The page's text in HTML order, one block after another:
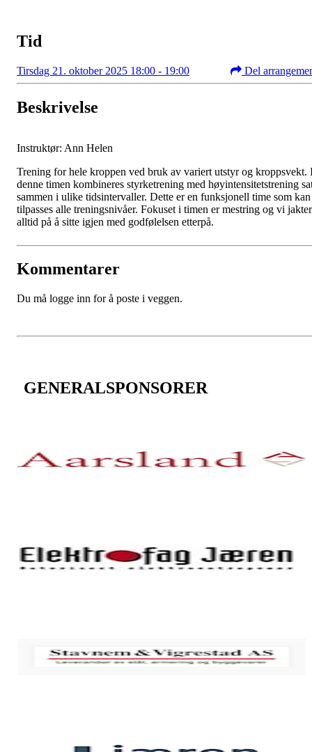
Tid
Tirsdag 21. oktober 2025 18:00 - 19:00 Del
Beskrivelse
Instruktør: Ann Helen
Trening for hele kroppen ved bruk av variert utstyr og kroppsvekt.
denne timen kombineres styrketrening med høyintensitetstrening
sammen i ulike tidsintervaller. Dette er en funksjonell time som kan
tilpasses alle treningsnivåer. Fokuset i timen er mestring og vi jakter
alltid på å sitte igjen med godfølelsen etterpå.
Kommentarer
Du må logge inn for å poste i veggen.
GENERALSPONSORER